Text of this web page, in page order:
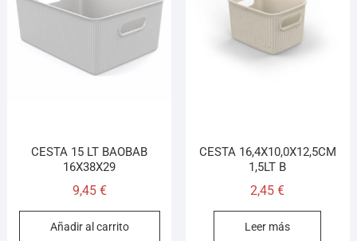
CESTA 15 LT BAOBAB
16X38X29
9,45 €
Añadir al carrito
CESTA 16,4X10,0X12,5CM
1,5LT B
2,45€
Leer más
Asesor El Arroyo
En línea · responde en segundos
aunque no sepas el nombre exacto